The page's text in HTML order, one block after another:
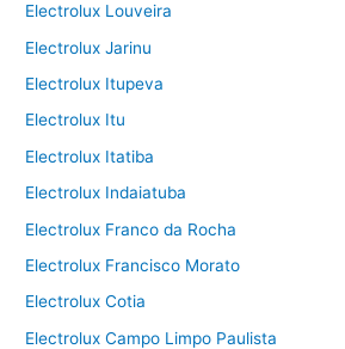
Electrolux Louveira
Electrolux Jarinu
Electrolux Itupeva
Electrolux Itu
Electrolux Itatiba
Electrolux Indaiatuba
Electrolux Franco da Rocha
Electrolux Francisco Morato
Electrolux Cotia
Electrolux Campo Limpo Paulista